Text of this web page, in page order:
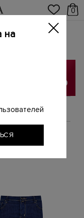
0
СОРТИРОВАТЬ
на